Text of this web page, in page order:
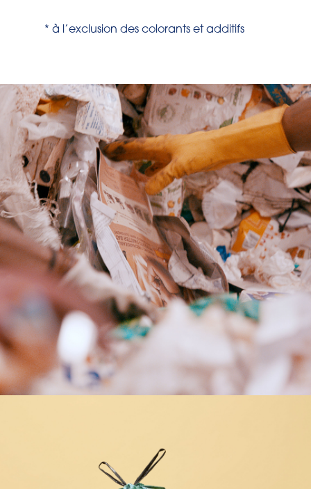
* à l’exclusion des colorants et additifs